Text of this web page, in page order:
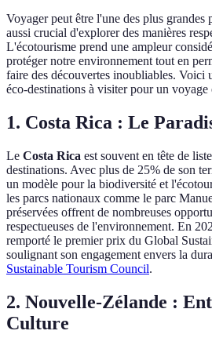
Voyager peut être l'une des plus grandes
aussi crucial d'explorer des manières
L'écotourisme prend une ampleur
protéger notre environnement tout en
faire des découvertes inoubliables. Voici
éco-destinations à visiter pour un voyage
1. Costa Rica : Le
Le Costa Rica est souvent en tête de
destinations. Avec plus de 25% de son
un modèle pour la biodiversité et
les parcs nationaux comme le parc
préservées offrent de nombreuses
respectueuses de l'environnement. En
remporté le premier prix du Global
soulignant son engagement envers la
Sustainable Tourism Council.
2. Nouvelle-Zélande :
Culture